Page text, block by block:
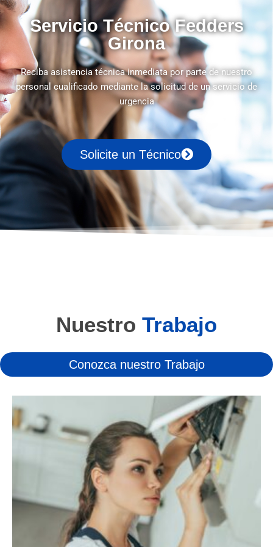
Servicio Técnico Fedders
Girona
Reciba asistencia técnica inmediata por parte de nuestro
personal cualificado mediante la solicitud de un servicio de
urgencia
Solicite un Técnico
Nuestro Trabajo
Conozca nuestro Trabajo